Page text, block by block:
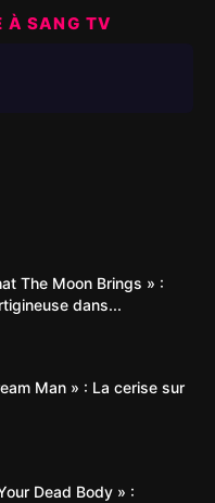
À SANG TV
The Moon Brings » :
dans...
Man » : La cerise sur
Dead Body » :